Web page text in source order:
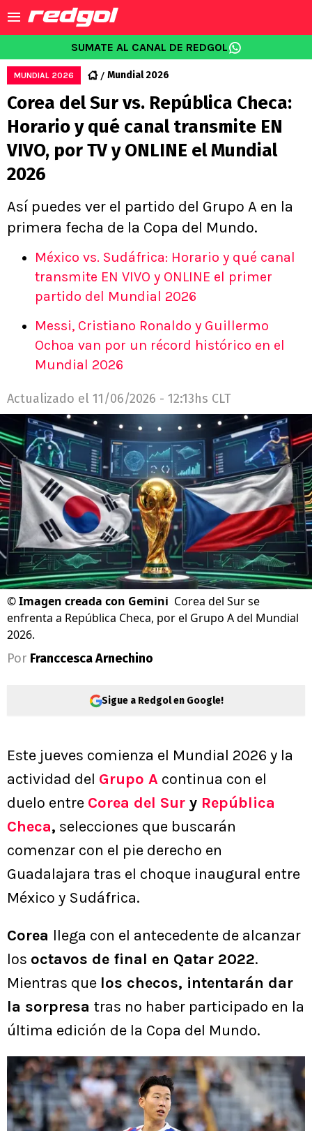
SUMATE AL CANAL DE REDGOL
MUNDIAL 2026 Mundial 2026
Corea del Sur vs. República Checa:
Horario y qué canal transmite EN
VIVO, por TV y ONLINE el Mundial
2026
Así puedes ver el partido del Grupo A en la
primera fecha de la Copa del Mundo.
México vs. Sudáfrica: Horario y qué canal
transmite EN VIVO y ONLINE el primer
partido del Mundial 2026
Messi, Cristiano Ronaldo y Guillermo
Ochoa van por un récord histórico en el
Mundial 2026
Actualizado el 11/06/2026 - 12:13hs CLT
©Imagen creada con Gemini Corea del Sur se
enfrenta a República Checa, por el Grupo A del Mundial
2026.
Por Franccesca Arnechino
Sigue a Redgol en Google!
Este jueves comienza el Mundial 2026 y la
actividad del Grupo A continua con el
duelo entre Corea del Sur y República
Checa, selecciones que buscarán
comenzar con el pie derecho en
Guadalajara tras el choque inaugural entre
México y Sudáfrica.
Corea llega con el antecedente de alcanzar
los octavos de final en Qatar 2022.
Mientras que los checos, intentarán dar
la sorpresa tras no haber participado en la
última edición de la Copa del Mundo.